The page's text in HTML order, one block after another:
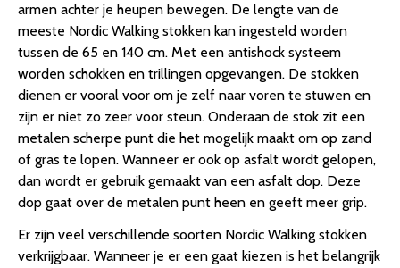
armen achter je heupen bewegen. De lengte van de
meeste Nordic Walking stokken kan ingesteld worden
tussen de 65 en 140 cm. Met een antishock systeem
worden schokken en trillingen opgevangen. De stokken
dienen er vooral voor om je zelf naar voren te stuwen en
zijn er niet zo zeer voor steun. Onderaan de stok zit een
metalen scherpe punt die het mogelijk maakt om op zand
of gras te lopen. Wanneer er ook op asfalt wordt gelopen,
dan wordt er gebruik gemaakt van een asfalt dop. Deze
dop gaat over de metalen punt heen en geeft meer grip.
Er zijn veel verschillende soorten Nordic Walking stokken
verkrijgbaar. Wanneer je er een gaat kiezen is het belangrijk